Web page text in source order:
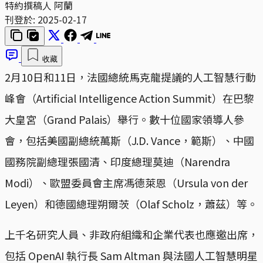
特約撰稿人 阿蘭
刊登於: 2025-02-17
收藏
2月10日和11日，法國總統馬克龍提議的人工智慧行動
峰會（Artificial Intelligence Action Summit）在巴黎
大皇宮（Grand Palais）舉行。數十位國家領導人參
會，包括美國副總統萬斯（J.D. Vance，範斯）、中國
國務院副總理張國清、印度總理莫迪（Narendra
Modi）、歐盟委員會主席馮德萊恩（Ursula von der
Leyen）和德國總理朔爾茨（Olaf Scholz，蕭茲）等。
上千名研究人員、非政府組織和企業代表也應邀出席，
包括 OpenAI 執行長 Sam Altman 與法國人工智慧明星